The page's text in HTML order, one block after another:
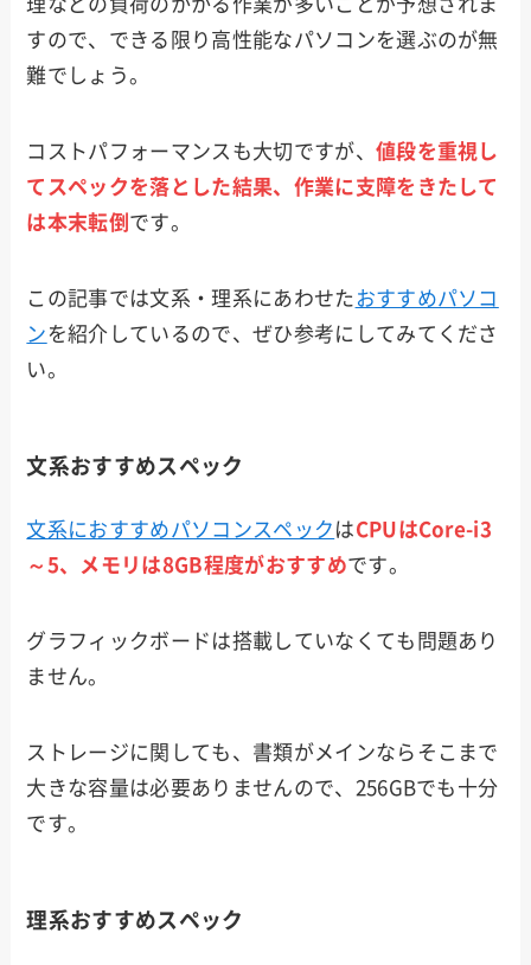
すので、できる限り高性能なパソコンを選ぶのが無
難でしょう。
コストパフォーマンスも大切ですが、 値段を重視し
てスペックを落とした結果、作業に支障をきたして
は本末転倒 です。
この記事では文系・理系にあわせた おすすめパソコ
ン を紹介しているので、ぜひ参考にしてみてくださ
い。
文系おすすめスペック
文系におすすめパソコンスペック はCPUはCore-i3
～5、メモリは8GB程度がおすすめです。
グラフィックボードは搭載していなくても問題あり
ません。
ストレージに関しても、書類がメインならそこまで
大きな容量は必要ありませんので、256GBでも十分
です。
理系おすすめスペック